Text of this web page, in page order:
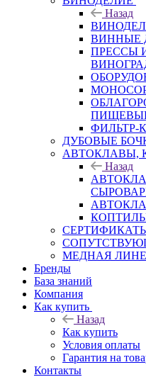
Назад
ВИННЫЕ
ПРЕССЫ
ФИЛЬТР-
ДУБОВЫЕ
АВТОКЛАВЫ,
Назад
МЕДНАЯ
Бренды
База знаний
Компания
Как купить
Назад
Как купить
Условия оплаты
Гарантия на
Контакты